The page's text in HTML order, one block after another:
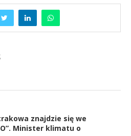
znajdzie się we
Minister klimatu o